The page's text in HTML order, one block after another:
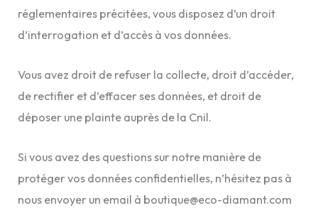
réglementaires précitées, vous disposez d’un droit
d’interrogation et d’accès à vos données.
Vous avez droit de refuser la collecte, droit d’accéder,
de rectifier et d’effacer ses données, et droit de
déposer une plainte auprès de la Cnil.
Si vous avez des questions sur notre manière de
protéger vos données confidentielles, n’hésitez pas à
nous envoyer un email à boutique@eco-diamant.com